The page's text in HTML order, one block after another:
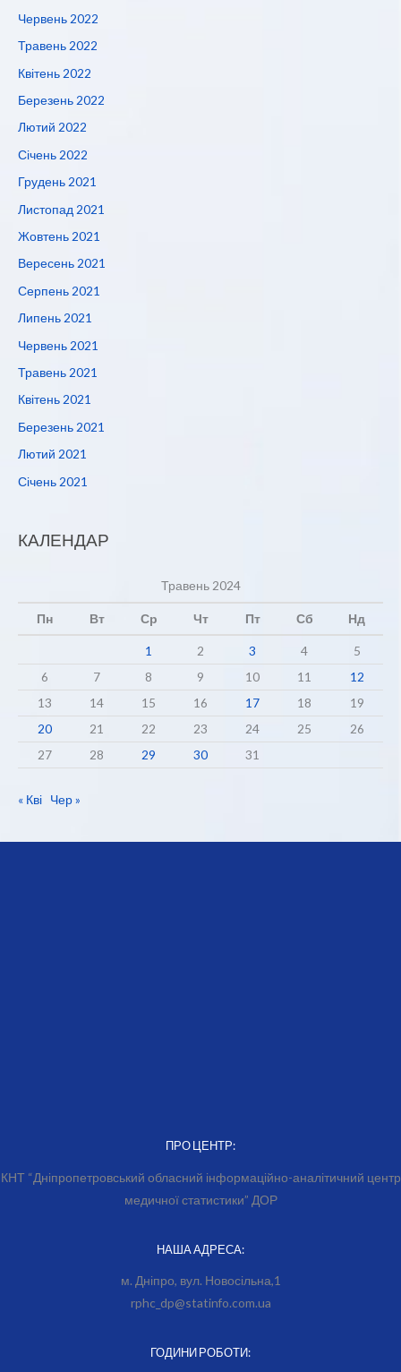
Червень 2022
Травень 2022
Квітень 2022
Березень 2022
Лютий 2022
Січень 2022
Грудень 2021
Листопад 2021
Жовтень 2021
Вересень 2021
Серпень 2021
Липень 2021
Червень 2021
Травень 2021
Квітень 2021
Березень 2021
Лютий 2021
Січень 2021
КАЛЕНДАР
Травень 2024
Пн Вт Ср Чт Пт Сб Нд
1 2 3 4
5
6
7 8 9 10 11
12
13
14 15 16 17 18
19
20
21 22 23 24 25
26
27
28 29 30 31
« Кві Чер »
ПРО ЦЕНТР:
КНТ “Дніпропетровський обласний інформаційно-аналітичний центр
медичної статистики” ДОР
НАША АДРЕСА:
м. Дніпро, вул. Новосільна,1
rphc_dp@statinfo.com.ua
ГОДИНИ РОБОТИ: